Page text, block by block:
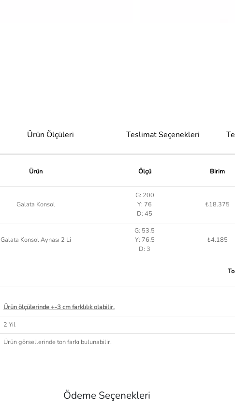
Ürün Ölçüleri Teslimat Seçenekleri
Ürün Ölçü Birim
Galata Konsol
G: 200
Y: 76
D: 45
₺18.375
Galata Konsol Aynası 2 Li
G: 53.5
Y: 76.5
D: 3
₺4.185
Ürün ölçülerinde +-3 cm farklılık olabilir.
2 Yıl
Ürün görsellerinde ton farkı bulunabilir.
Ödeme Seçenekleri